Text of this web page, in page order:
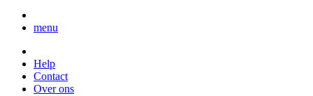
menu
Help
Contact
Over ons